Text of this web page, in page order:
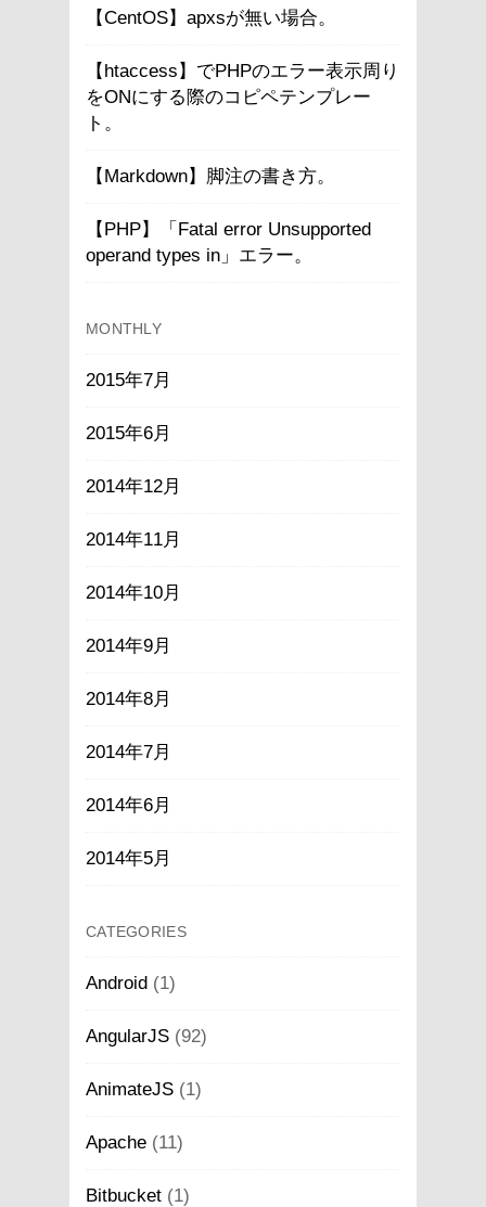
【CentOS】apxsが無い場合。
【htaccess】でPHPのエラー表示周り
をONにする際のコピペテンプレー
ト。
【Markdown】脚注の書き方。
【PHP】「Fatal error Unsupported
operand types in」エラー。
MONTHLY
2015年7月
2015年6月
2014年12月
2014年11月
2014年10月
2014年9月
2014年8月
2014年7月
2014年6月
2014年5月
CATEGORIES
Android (1)
AngularJS (92)
AnimateJS (1)
Apache (11)
Bitbucket (1)